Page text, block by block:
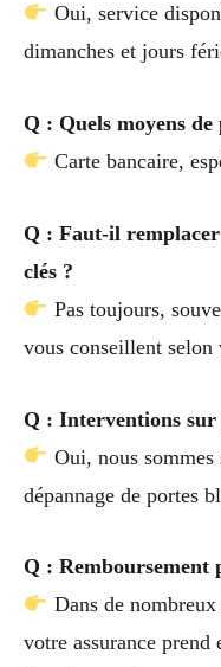
Oui, service
dimanches et jours
Q : Quels moyens de
Carte bancaire,
Q : Faut-il
clés ?
Pas toujours,
vous conseillent
Q : Interventions sur
Oui, nous sommes
dépannage de portes
Q : Remboursement
Dans de
votre assurance